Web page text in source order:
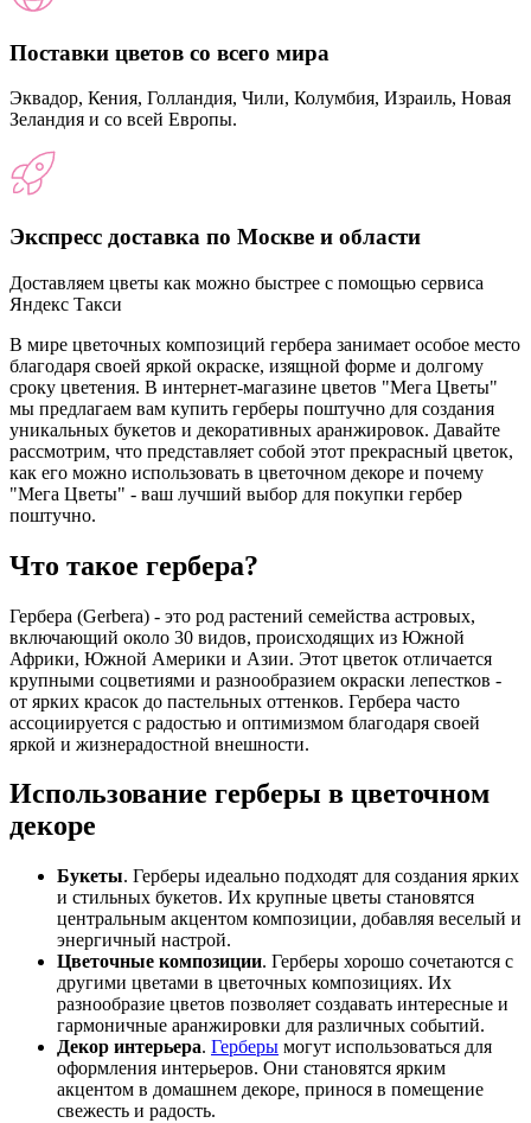
Поставки цветов со всего мира
Эквадор, Кения, Голландия, Чили, Колумбия, Израиль, Новая
Зеландия и со всей Европы.
Экспресс доставка по Москве и области
Доставляем цветы как можно быстрее с помощью сервиса
Яндекс Такси
В мире цветочных композиций гербера занимает особое место
благодаря своей яркой окраске, изящной форме и долгому
сроку цветения. В интернет-магазине цветов "Мега Цветы"
мы предлагаем вам купить герберы поштучно для создания
уникальных букетов и декоративных аранжировок. Давайте
рассмотрим, что представляет собой этот прекрасный цветок,
как его можно использовать в цветочном декоре и почему
"Мега Цветы" - ваш лучший выбор для покупки гербер
поштучно.
Что такое гербера?
Гербера (Gerbera) - это род растений семейства астровых,
включающий около 30 видов, происходящих из Южной
Африки, Южной Америки и Азии. Этот цветок отличается
крупными соцветиями и разнообразием окраски лепестков -
от ярких красок до пастельных оттенков. Гербера часто
ассоциируется с радостью и оптимизмом благодаря своей
яркой и жизнерадостной внешности.
Использование герберы в цветочном
декоре
Букеты. Герберы идеально подходят для создания ярких
и стильных букетов. Их крупные цветы становятся
центральным акцентом композиции, добавляя веселый и
энергичный настрой.
Цветочные композиции. Герберы хорошо сочетаются с
другими цветами в цветочных композициях. Их
разнообразие цветов позволяет создавать интересные и
гармоничные аранжировки для различных событий.
Декор интерьера. Герберы могут использоваться для
оформления интерьеров. Они становятся ярким
акцентом в домашнем декоре, принося в помещение
свежесть и радость.